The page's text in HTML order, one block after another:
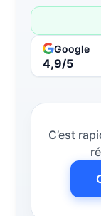
Google
4,9/5
C’est